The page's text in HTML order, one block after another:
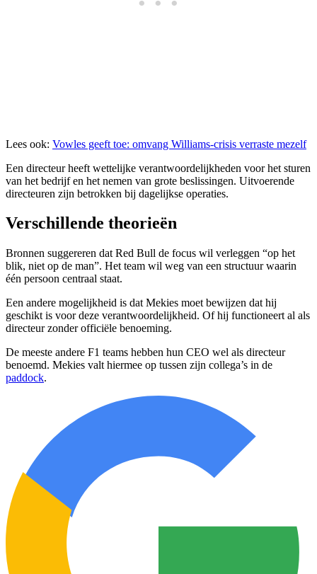
Lees ook: Vowles geeft toe: omvang Williams-crisis verraste mezelf
Een directeur heeft wettelijke verantwoordelijkheden voor het sturen
van het bedrijf en het nemen van grote beslissingen. Uitvoerende
directeuren zijn betrokken bij dagelijkse operaties.
Verschillende theorieën
Bronnen suggereren dat Red Bull de focus wil verleggen “op het
blik, niet op de man”. Het team wil weg van een structuur waarin
één persoon centraal staat.
Een andere mogelijkheid is dat Mekies moet bewijzen dat hij
geschikt is voor deze verantwoordelijkheid. Of hij functioneert al als
directeur zonder officiële benoeming.
De meeste andere F1 teams hebben hun CEO wel als directeur
benoemd. Mekies valt hiermee op tussen zijn collega’s in de
paddock.